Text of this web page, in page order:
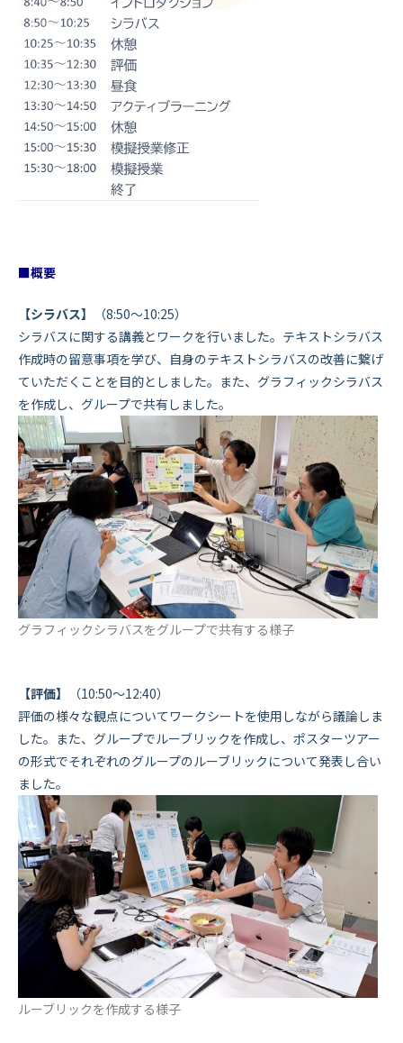
■概要
【シラバス】
（8:50～10:25）
シラバスに関する講義とワークを行いました。テキストシラバス
作成時の留意事項を学び、自身のテキストシラバスの改善に繋げ
ていただくことを目的としました。また、グラフィックシラバス
を作成し、グループで共有しました。
グラフィックシラバスをグループで共有する様子
【評価】
（10:50～12:40）
評価の様々な観点についてワークシートを使用しながら議論しま
した。また、グループでルーブリックを作成し、ポスターツアー
の形式でそれぞれのグループのルーブリックについて発表し合い
ました。
ルーブリックを作成する様子